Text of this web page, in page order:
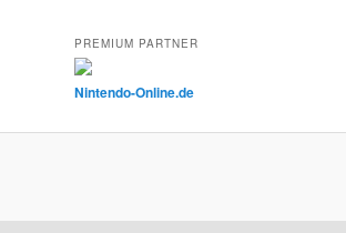
PREMIUM PARTNER
Nintendo-Online.de